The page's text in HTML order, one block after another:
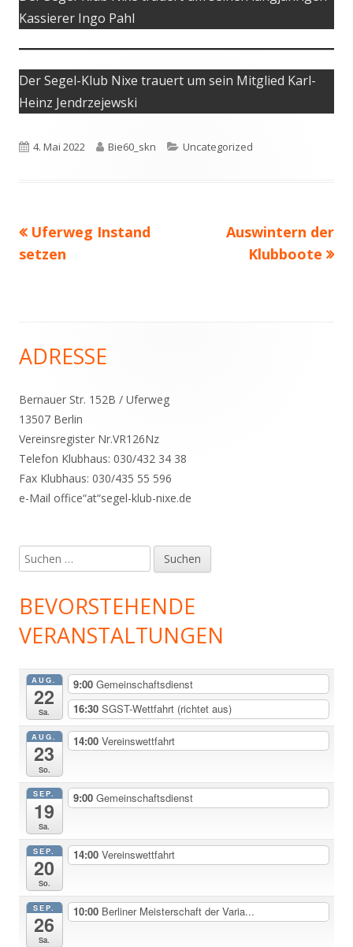
Kassierer Ingo Pahl
Der Segel-Klub Nixe trauert um sein Mitglied Karl-
Heinz Jendrzejewski
Veröffentlicht
4. Mai 2022 Autor
Bie60_skn Kategorien
Uncategorized
Beitragsnavigation
Vorheriger
Beitrag:
Uferweg Instand
setzen
Nächster
Beitrag
Auswintern der
Klubboote
Haupt-
Seitenleiste
ADRESSE
Bernauer Str. 152B / Uferweg
13507 Berlin
Vereinsregister Nr.VR126Nz
Telefon Klubhaus: 030/432 34 38
Fax Klubhaus: 030/435 55 596
e-Mail office“at“segel-klub-nixe.de
Suchen
nach:
BEVORSTEHENDE
VERANSTALTUNGEN
AUG.
22
Sa.
9:00 Gemeinschaftsdienst
16:30 SGST-Wettfahrt (richtet aus)
AUG.
23
So.
14:00 Vereinswettfahrt
SEP.
19
Sa.
9:00 Gemeinschaftsdienst
SEP.
20
So.
14:00 Vereinswettfahrt
SEP.
26
Sa.
10:00 Berliner Meisterschaft der Varia...